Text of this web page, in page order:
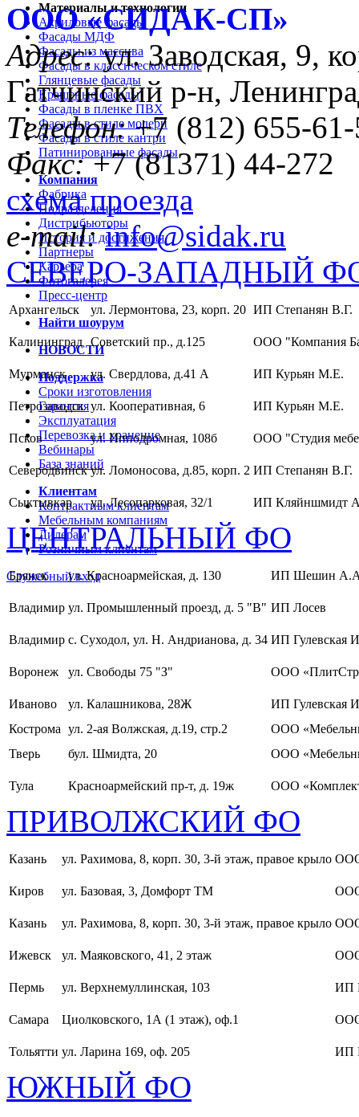
Материалы и технологии
Акриловые фасады
Фасады МДФ
Фасады из массива
Фасады в классическом стиле
Глянцевые фасады
Крашеные фасады
Фасады в пленке ПВХ
Фасады в стиле модерн
Фасады в стиле кантри
Патинированные фасады
Компания
Фабрика
Подразделения
Дистрибьюторы
История и достижения
Партнеры
Карьера
Фотогалерея
Пресс-центр
Найти шоурум
НОВОСТИ
Поддержка
Сроки изготовления
Гарантия
Эксплуатация
Перевозка и хранение
Вебинары
База знаний
Клиентам
Контрактным клиентам
Мебельным компаниям
Дилерам
Розничным клиентам
Служебный вход
ООО «CИДАК-СП»
Адрес:ул. Заводская, 9,
Гатчинский р-н,
Телефон:+7 (812) 655-
Факс:+7 (81371) 44-272
схема проезда
e-mail: info@sidak.ru
СЕВЕРО-ЗАПАДНЫЙ
Архангельск ул. Лермонтова, 23, корп. 20 ИП Степанян В.Г.
Калининград Советский пр., д.125 ООО "Компания
Мурманск ул. Свердлова, д.41 А ИП Курьян М.Е.
Петрозаводск ул. Кооперативная, 6 ИП Курьян М.Е.
Псков ул. Ипподромная, 108б ООО "Студия
Северодвинск ул. Ломоносова, д.85, корп. 2 ИП Степанян В.Г.
Сыктывкар ул. Лесопарковая, 32/1 ИП Кляйншмидт
ЦЕНТРАЛЬНЫЙ ФО
Брянск ул. Красноармейская, д. 130 ИП Шешин
Владимир ул. Промышленный проезд, д. 5 "В" ИП Лосев
Владимир с. Суходол, ул. Н. Андрианова, д. 34 ИП Гулевская
Воронеж ул. Свободы 75 "З" ООО
Иваново ул. Калашникова, 28Ж
ИП Гулевская
Кострома ул. 2-ая Волжская, д.19, стр.2
ООО
Тверь
бул. Шмидта, 20 ООО
Тула Красноармейский пр-т, д. 19ж ООО
ПРИВОЛЖСКИЙ ФО
Казань ул. Рахимова, 8, корп. 30, 3-й этаж, правое крыло
Киров ул. Базовая, 3, Домфорт ТМ
Казань ул. Рахимова, 8, корп. 30, 3-й этаж, правое крыло
Ижевск ул. Маяковского, 41, 2 этаж
Пермь ул. Верхнемуллинская, 103 ИП
Самара Циолковского, 1А (1 этаж), оф.1
Тольятти ул. Ларина 169, оф. 205 ИП
ЮЖНЫЙ ФО